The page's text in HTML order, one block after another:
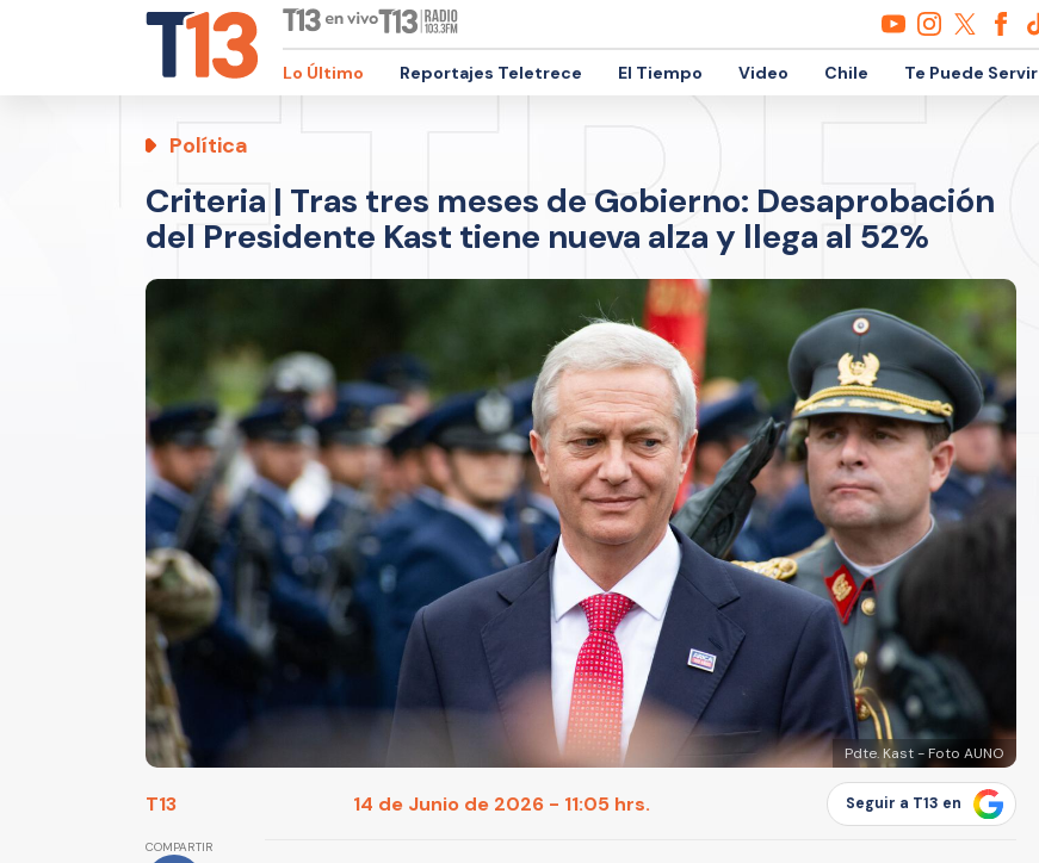
Lo Último Reportajes Teletrece El Tiempo Video Chile Te Puede Servir
Política
Criteria | Tras tres meses de Gobierno: Desaprobación
del Presidente Kast tiene nueva alza y llega al 52%
Pdte. Kast - Foto AUNO
T13 14 de Junio de 2026 - 11:05 hrs. Seguir a T13 en
COMPARTIR